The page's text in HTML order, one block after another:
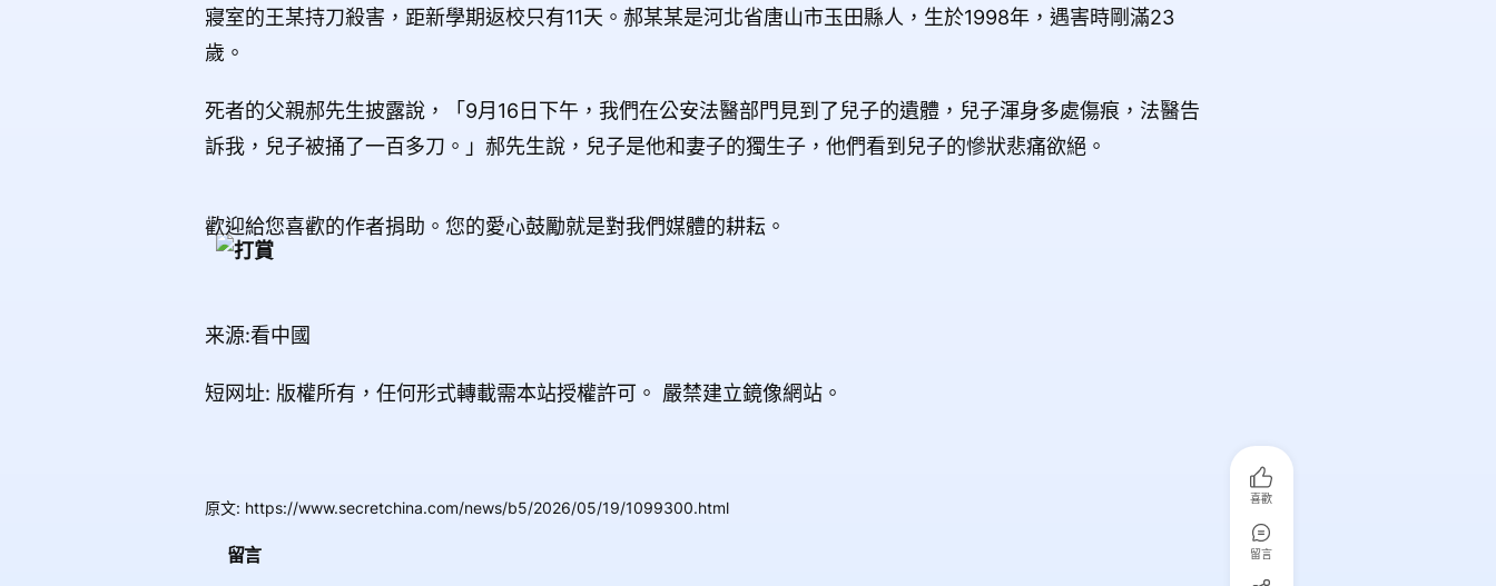
寢室的王某持刀殺害，距新學期返校只有11天。郝某某是河北省唐山市玉田縣人，生於1998年，遇害時剛滿23
歲。
死者的父親郝先生披露說，「9月16日下午，我們在公安法醫部門見到了兒子的遺體，兒子渾身多處傷痕，法醫告
訴我，兒子被捅了一百多刀。」郝先生說，兒子是他和妻子的獨生子，他們看到兒子的慘狀悲痛欲絕。
歡迎給您喜歡的作者捐助。您的愛心鼓勵就是對我們媒體的耕耘。
来源:看中國
短网址: 版權所有，任何形式轉載需本站授權許可。 嚴禁建立鏡像網站。
原文: https://www.secretchina.com/news/b5/2026/05/19/1099300.html
留言
喜歡
留言